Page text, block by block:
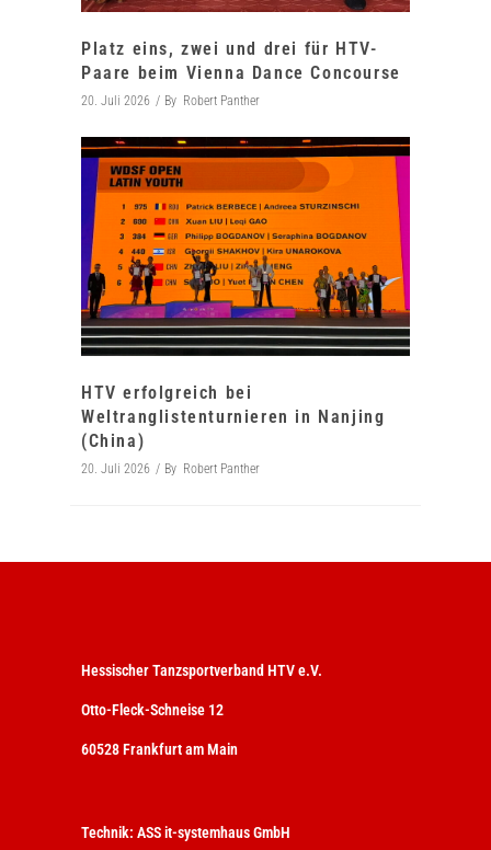
Platz eins, zwei und drei für HTV-
Paare beim Vienna Dance Concourse
20. Juli 2026 By Robert Panther
HTV erfolgreich bei
Weltranglistenturnieren in Nanjing
(China)
20. Juli 2026 By Robert Panther
Hessischer Tanzsportverband HTV e.V.
Otto-Fleck-Schneise 12
60528 Frankfurt am Main
Technik: ASS it-systemhaus GmbH